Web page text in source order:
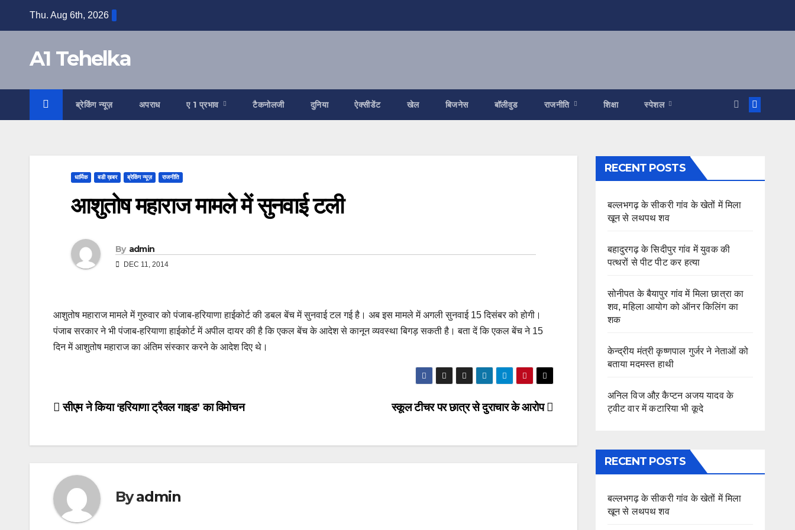
Thu. Aug 6th, 2026
A1 Tehelka
ब्रेकिंग न्यूज़ अपराध ए 1 प्रभाव टैकनोलजी दुनिया ऐक्सीडेंट खेल बिजनेस बॉलीवुड राजनीति शिक्षा स्पेशल
धार्मिक बडी ख़बर ब्रेकिंग न्यूज़ राजनीति
आशुतोष महाराज मामले में सुनवाई टली
By admin
DEC 11, 2014
आशुतोष महाराज मामले में गुरुवार को पंजाब-हरियाणा हाईकोर्ट की डबल बेंच में सुनवाई टल गई है। अब इस मामले में अगली सुनवाई 15 दिसंबर को होगी।
पंजाब सरकार ने भी पंजाब-हरियाणा हाईकोर्ट में अपील दायर की है कि एकल बेंच के आदेश से कानून व्यवस्था बिगड़ सकती है। बता दें कि एकल बेंच ने 15
दिन में आशुतोष महाराज का अंतिम संस्कार करने के आदेश दिए थे।
Post
स्कूल टीचर पर छात्र से दुराचार के आरोप
सीएम ने किया ‘हरियाणा ट्रैवल गाइड’ का विमोचन
Byadmin
RECENT POSTS
बल्लभगढ़ के सीकरी गांव के खेतों में मिला
खून से लथपथ शव
बहादुरगढ़ के सिदीपुर गांव में युवक की
पत्थरों से पीट पीट कर हत्या
सोनीपत के बैयापुर गांव में मिला छात्रा का
शव, महिला आयोग को ऑनर किलिंग का
शक
केन्द्रीय मंत्री कृष्णपाल गुर्जर ने नेताओं को
बताया मदमस्त हाथी
अनिल विज औऱ कैप्टन अजय यादव के
ट्वीट वार में कटारिया भी कूदे
RECENT POSTS
बल्लभगढ़ के सीकरी गांव के खेतों में मिला
खून से लथपथ शव